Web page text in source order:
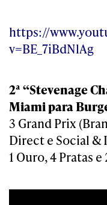
https://
v=BE_7iBdNlAg
2ª “Stevenage
Miami para
3 Grand Prix
Direct e Social &
1 Ouro, 4 Pratas